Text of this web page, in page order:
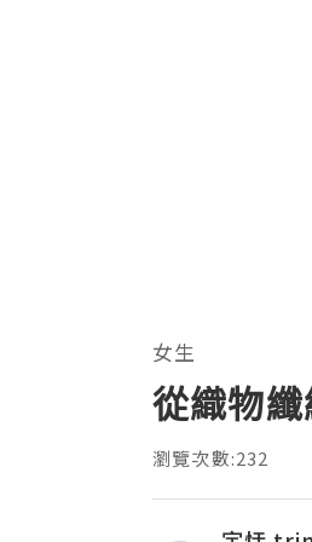
女生
從織物
瀏覽次數:232